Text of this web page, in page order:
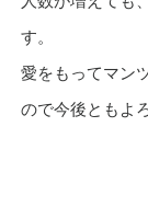
す。
愛をもってマン
ので今後ともよ